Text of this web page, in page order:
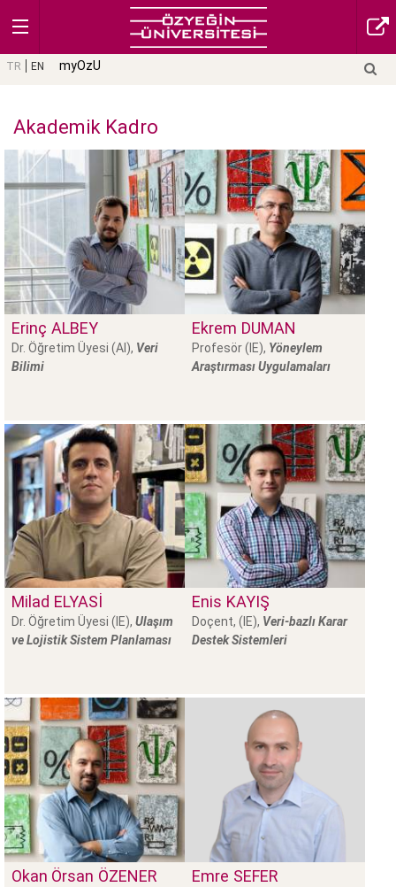
TR EN myOzU
Akademik Kadro
Erinç ALBEY
Dr. Öğretim Üyesi (AI), Veri
Bilimi
Ekrem DUMAN
Profesör (IE), Yöneylem
Araştırması Uygulamaları
Milad ELYASI
Dr. Öğretim Üyesi (IE), Ulaşım
ve Lojistik Sistem Planlaması
Enis KAYIŞ
Doçent, (IE), Veri-bazlı Karar
Destek Sistemleri
Okan Örsan ÖZENER Emre SEFER